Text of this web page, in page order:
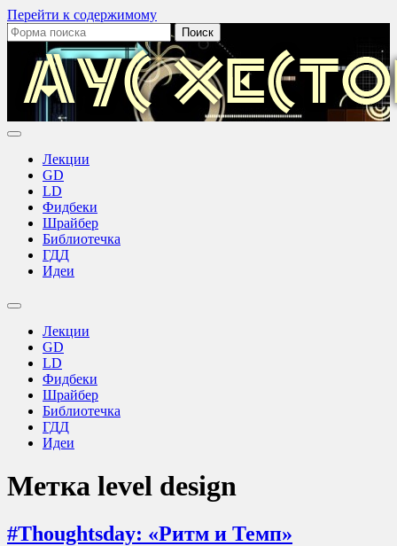
Перейти к содержимому
Поиск:
Аус
Лекции
GD
LD
Фидбеки
Шрайбер
Библиотечка
ГДД
Идеи
Переключить
поискаЛекции
GD
LD
Фидбеки
Шрайбер
Библиотечка
ГДД
Идеи
Метка level design
#Thoughtsday: «Ритм и Темп»